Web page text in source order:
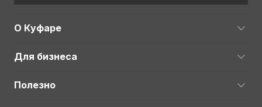
О Куфаре
Для бизнеса
Полезно